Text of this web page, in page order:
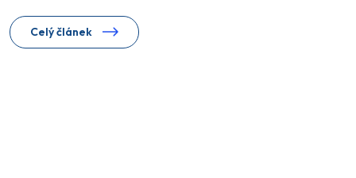
Celý článek